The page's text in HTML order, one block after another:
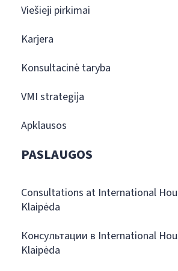
Viešieji pirkimai
Karjera
Konsultacinė taryba
VMI strategija
Apklausos
PASLAUGOS
Consultations at International
Klaipėda
Консультации в International
Klaipėda